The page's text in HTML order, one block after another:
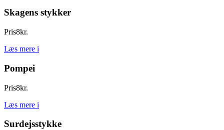
Skagens stykker
Pris8kr.
Læs mere i
Pompei
Pris8kr.
Læs mere i
Surdejsstykke